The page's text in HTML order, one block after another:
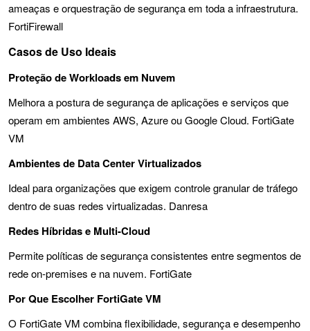
ameaças e orquestração de segurança em toda a infraestrutura.
FortiFirewall
Casos de Uso Ideais
Proteção de Workloads em Nuvem
Melhora a postura de segurança de aplicações e serviços que
operam em ambientes AWS, Azure ou Google Cloud. FortiGate
VM
Ambientes de Data Center Virtualizados
Ideal para organizações que exigem controle granular de tráfego
dentro de suas redes virtualizadas. Danresa
Redes Híbridas e Multi-Cloud
Permite políticas de segurança consistentes entre segmentos de
rede on-premises e na nuvem. FortiGate
Por Que Escolher FortiGate VM
O FortiGate VM combina flexibilidade, segurança e desempenho